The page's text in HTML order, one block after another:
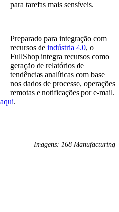
para tarefas mais sensíveis.
Preparado para integração com
recursos de indústria 4.0, o
FullShop integra recursos como
geração de relatórios de
tendências analíticas com base
nos dados de processo, operações
remotas e notificações por e-mail.
aqui.
Imagens: 168 Manufacturing